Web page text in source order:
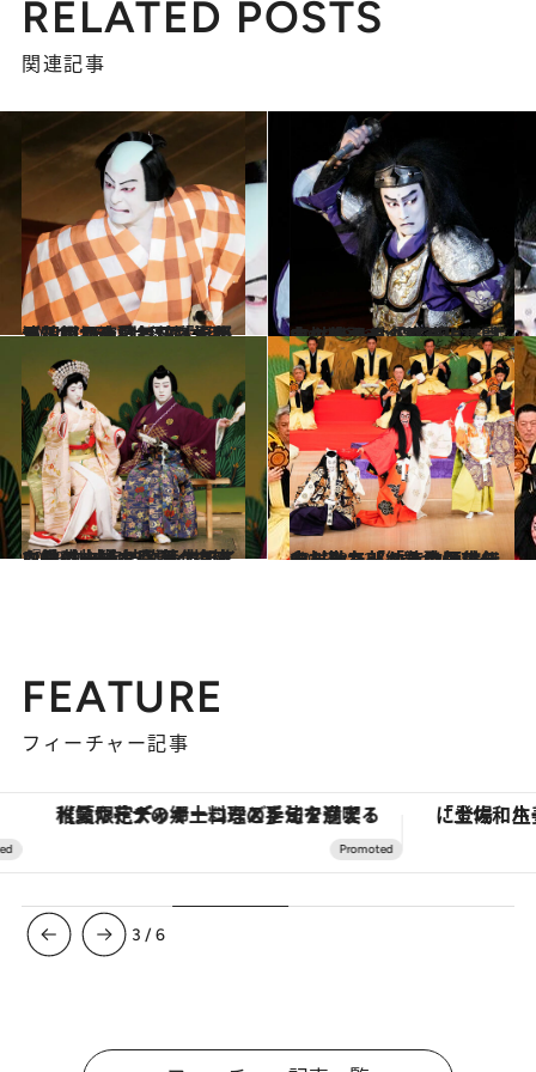
RELATED POSTS
関連記事
2024.4.20
【初めから読む】「大阪人魂」で演じる“熱い男”に 注目！片岡愛之助が、四月大歌舞伎『夏祭浪花鑑』の見どころを語る
カルチャー 2023.11.25
中村隼人が『マハーバーラタ戦記』の再演に奮闘中！ 新たな役で感じる古典のチカラ【前篇】
カルチャー
2023.9.16
ロミジュリより深く複雑な愛の物語を 歌舞伎で『妹背山婦女庭訓』で恋人役 中村梅枝・萬太郎インタビュー
カルチャー 2023.8.23
中村勘九郎「あの頃は無心だった」 8歳からスタートした「納涼歌舞伎」 父・勘三郎から息子世代へ
カルチャー
FEATURE
フィーチャー記事
【夏限定ディナーコース】旬を迎える稚鮎や花ズッキーニなどをイタリア・トスカーナの郷土料理の手法で満喫！
3 /6